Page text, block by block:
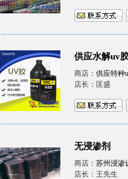
供应水解uv
商店： 供应特种
店长：匡盛
无浸渗剂
商店： 苏州浸渗
店长：王先生